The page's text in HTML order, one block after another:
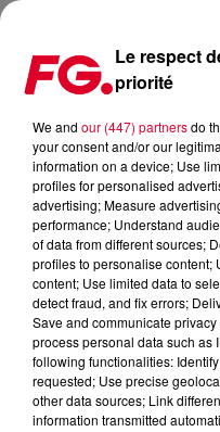
FG CHIC : MARILYN MONROE OU
Publié : 11 juin 2026 à
FG CHIC :
bijoux d'une
Le respect
priorité
We and our (447) partnersdo
your consent and/or our
information on a device; Use
profiles for personalised
advertising; Measure
performance; Understand
of data from different sources;
profiles to personalise content;
content; Use limited data to
detect fraud, and fix errors;
Save and communicate
process personal data such as
following functionalities:
requested; Use precise
other data sources; Link
information transmitted